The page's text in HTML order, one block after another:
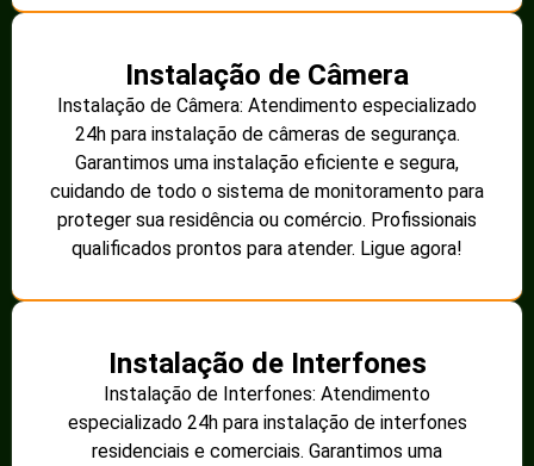
Instalação de Câmera
Instalação de Câmera: Atendimento especializado
24h para instalação de câmeras de segurança.
Garantimos uma instalação eficiente e segura,
cuidando de todo o sistema de monitoramento para
proteger sua residência ou comércio. Profissionais
qualificados prontos para atender. Ligue agora!
Instalação de Interfones
Instalação de Interfones: Atendimento
especializado 24h para instalação de interfones
residenciais e comerciais. Garantimos uma